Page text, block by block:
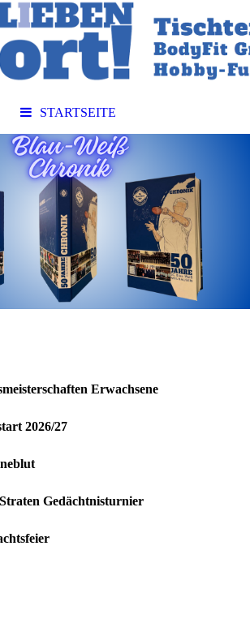
STARTSEITE
Erwachsene
2026/27
Gedächtnisturnier